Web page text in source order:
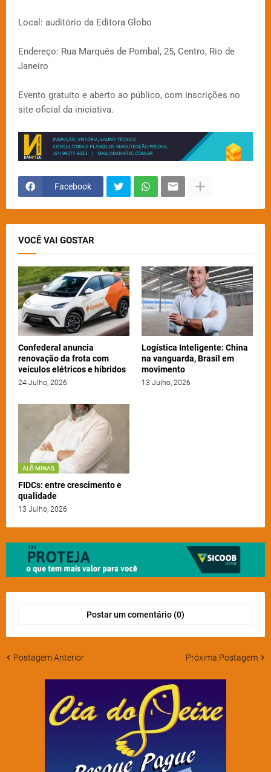
Local: auditório da Editora Globo
Endereço: Rua Marquês de Pombal, 25, Centro, Rio de
Janeiro
Evento gratuito e aberto ao público, com inscrições no
site oficial da iniciativa.
Facebook
VOCÊ VAI GOSTAR
Confederal anuncia
renovação da frota com
veículos elétricos e híbridos
24 Julho, 2026
Logística Inteligente: China
na vanguarda, Brasil em
movimento
13 Julho, 2026
ALÔ MINAS
FIDCs: entre crescimento e
qualidade
13 Julho, 2026
Postar um comentário (0)
Postagem Anterior Próxima Postagem